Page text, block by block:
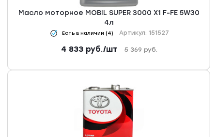
Масло моторное MOBIL SUPER 3000 X1 F-FE 5W30
4л
Есть в наличии (4) Артикул: 151527
4 833руб./шт 5 369 руб.